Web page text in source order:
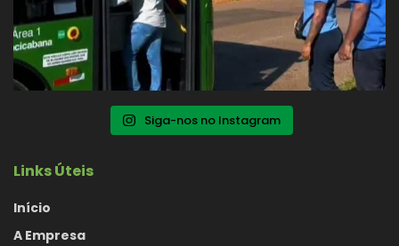
Siga-nos no Instagram
Links Úteis
Início
A Empresa